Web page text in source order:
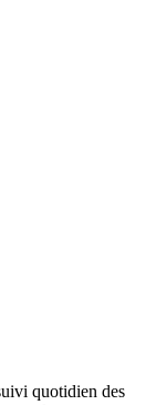
quotidien des